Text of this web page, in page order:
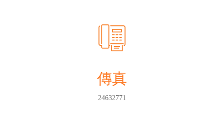
傳真
24632771